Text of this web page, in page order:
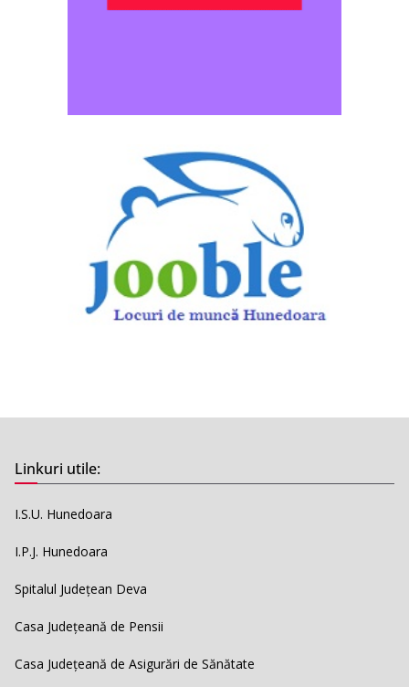
Linkuri utile:
I.S.U. Hunedoara
I.P.J. Hunedoara
Spitalul Județean Deva
Casa Județeană de Pensii
Casa Județeană de Asigurări de Sănătate